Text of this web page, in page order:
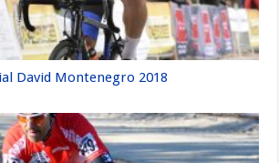
David Montenegro 2018